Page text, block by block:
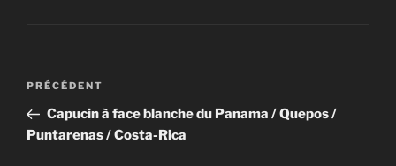
Navigation
l’article
Article
précédent
PRÉCÉDENT
Capucin à face blanche du Panama / Quepos /
Puntarenas / Costa-Rica